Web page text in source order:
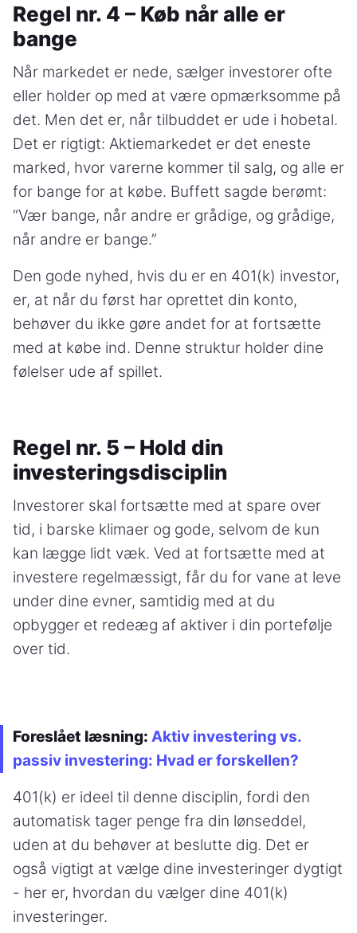
Regel nr. 4 – Køb når alle er
bange
Når markedet er nede, sælger investorer ofte
eller holder op med at være opmærksomme på
det. Men det er, når tilbuddet er ude i hobetal.
Det er rigtigt: Aktiemarkedet er det eneste
marked, hvor varerne kommer til salg, og alle er
for bange for at købe. Buffett sagde berømt:
“Vær bange, når andre er grådige, og grådige,
når andre er bange.”
Den gode nyhed, hvis du er en 401(k) investor,
er, at når du først har oprettet din konto,
behøver du ikke gøre andet for at fortsætte
med at købe ind. Denne struktur holder dine
følelser ude af spillet.
Regel nr. 5 – Hold din
investeringsdisciplin
Investorer skal fortsætte med at spare over
tid, i barske klimaer og gode, selvom de kun
kan lægge lidt væk. Ved at fortsætte med at
investere regelmæssigt, får du for vane at leve
under dine evner, samtidig med at du
opbygger et redeæg af aktiver i din portefølje
over tid.
Foreslået læsning: Aktiv investering vs.
passiv investering: Hvad er forskellen?
401(k) er ideel til denne disciplin, fordi den
automatisk tager penge fra din lønseddel,
uden at du behøver at beslutte dig. Det er
også vigtigt at vælge dine investeringer dygtigt
- her er, hvordan du vælger dine 401(k)
investeringer.